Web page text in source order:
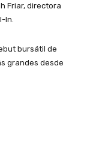
Friar, directora
In.
bursátil de
grandes desde